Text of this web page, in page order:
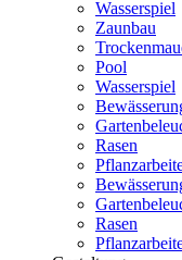
Wasserspiel
Zaunbau
Pool
Wasserspiel
Rasen
Rasen